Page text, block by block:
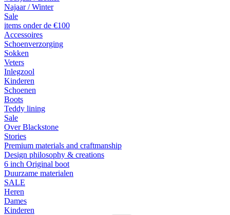
Najaar / Winter
Sale
items onder de €100
Accessoires
Schoenverzorging
Sokken
Veters
Inlegzool
Kinderen
Schoenen
Boots
Teddy lining
Sale
Over Blackstone
Stories
Premium materials and craftmanship
Design philosophy & creations
6 inch Original boot
Duurzame materialen
SALE
Heren
Dames
Kinderen